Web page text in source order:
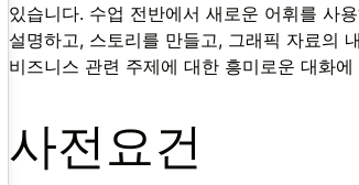
있습니다. 수업 전반에서 새로운 어휘를 사
설명하고, 스토리를 만들고, 그래픽 자료의
비즈니스 관련 주제에 대한 흥미로운 대화
사전요건